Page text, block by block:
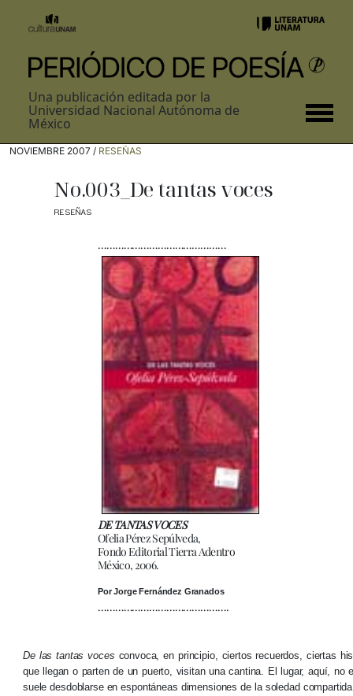
Una publicación editada por la
Universidad Nacional Autónoma de
México
NOVIEMBRE 2007 / RESEÑAS
No.003_De tantas voces
RESEÑAS
………………………………………
DE TANTAS VOCES
Ofelia Pérez Sepúlveda,
Fondo Editorial Tierra Adentro
México, 2006.
Por Jorge Fernández Granados
……………………………………….
De las tantas voces convoca, en principio, ciertos recuerdos, ciertas
que llegan o parten de un puerto, visitan una cantina. El lugar, aquí, no
suele desdoblarse en espontáneas dimensiones de la soledad